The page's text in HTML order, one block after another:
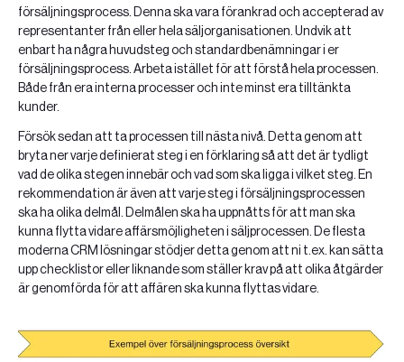
försäljningsprocess. Denna ska vara förankrad och accepterad av
representanter från eller hela säljorganisationen. Undvik att
enbart ha några huvudsteg och standardbenämningar i er
försäljningsprocess. Arbeta istället för att förstå hela processen.
Både från era interna processer och inte minst era tilltänkta
kunder.
Försök sedan att ta processen till nästa nivå. Detta genom att
bryta ner varje definierat steg i en förklaring så att det är tydligt
vad de olika stegen innebär och vad som ska ligga i vilket steg. En
rekommendation är även att varje steg i försäljningsprocessen
ska ha olika delmål. Delmålen ska ha uppnåtts för att man ska
kunna flytta vidare affärsmöjligheten i säljprocessen. De flesta
moderna CRM lösningar stödjer detta genom att ni t.ex. kan sätta
upp checklistor eller liknande som ställer krav på att olika åtgärder
är genomförda för att affären ska kunna flyttas vidare.